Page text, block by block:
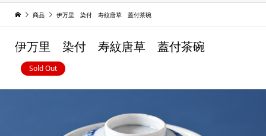
商品 伊万里 染付 寿紋唐草 蓋付茶碗
伊万里 染付 寿紋唐草 蓋付茶碗
Sold Out